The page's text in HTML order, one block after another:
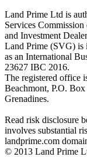
Land Prime Ltd is
Services
and Investment
Land Prime (SVG) is
as an International
23627 IBC 2016.
The registered office
Beachmont, P.O.
Grenadines.
Read risk disclosure
involves substantial
landprime.com
© 2013 Land Prime